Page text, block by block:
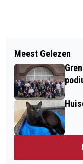
INCLUSIE
WAGENINGS
SMID BIJ
ARBORETUM
Meest Gelezen